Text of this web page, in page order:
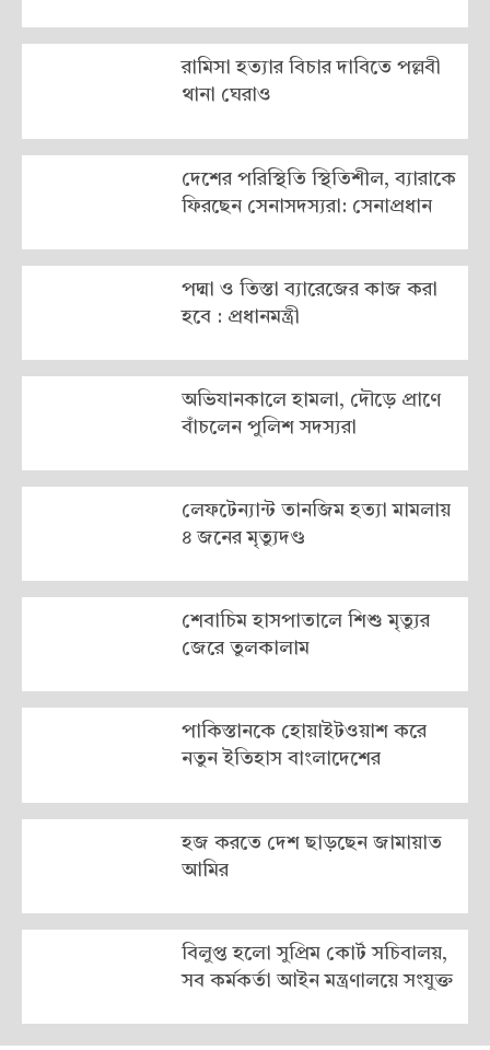
রামিসা হত্যার বিচার দাবিতে পল্লবী
থানা ঘেরাও
দেশের পরিস্থিতি স্থিতিশীল, ব্যারাকে
ফিরছেন সেনাসদস্যরা: সেনাপ্রধান
পদ্মা ও তিস্তা ব্যারেজের কাজ করা
হবে : প্রধানমন্ত্রী
অভিযানকালে হামলা, দৌড়ে প্রাণে
বাঁচলেন পুলিশ সদস্যরা
লেফটেন্যান্ট তানজিম হত্যা মামলায়
৪ জনের মৃত্যুদণ্ড
শেবাচিম হাসপাতালে শিশু মৃত্যুর
জেরে তুলকালাম
পাকিস্তানকে হোয়াইটওয়াশ করে
নতুন ইতিহাস বাংলাদেশের
হজ করতে দেশ ছাড়ছেন জামায়াত
আমির
বিলুপ্ত হলো সুপ্রিম কোর্ট সচিবালয়,
সব কর্মকর্তা আইন মন্ত্রণালয়ে সংযুক্ত